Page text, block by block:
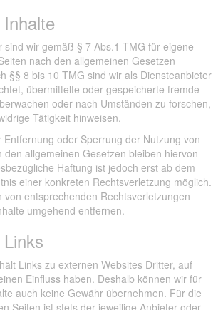
sind wir gemäß § 7 Abs.1 TMG für eigene
nach den allgemeinen Gesetzen
§§ 8 bis 10 TMG sind wir als Diensteanbieter
übermittelte oder gespeicherte fremde
oder nach Umständen zu forschen,
Tätigkeit hinweisen.
Entfernung oder Sperrung der Nutzung von
den allgemeinen Gesetzen bleiben hiervon
Haftung ist jedoch erst ab dem
einer konkreten Rechtsverletzung möglich.
von entsprechenden Rechtsverletzungen
umgehend entfernen.
Links zu externen Websites Dritter, auf
Einfluss haben. Deshalb können wir für
auch keine Gewähr übernehmen. Für die
Seiten ist stets der jeweilige Anbieter oder